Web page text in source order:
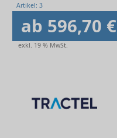
Artikel: 3
ab 596,70 €
exkl. 19 % MwSt.